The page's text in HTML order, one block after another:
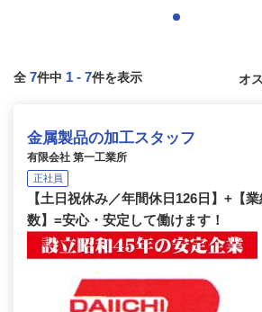
全 7件中 1 - 7件を表示
金属製品の加工スタッフ
有限会社 第一工業所
正社員
【土日祝休み／年間休日126日】+【
数】=安心・安定して働けます！